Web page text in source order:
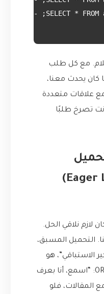
+ 50 = 51 استعلام. مع كل طلب
يحدث معنا،
علاقات متعددة
تصرخ طلبًا
المسبق (Eager Loading)
لازم نلاقي الحل.
التحميل المسبق،
الاستباقي”، هو
تقنية بتسمحلك تقول للـ ORM: “اسمع، أنا بعرف
المقالات، فلو